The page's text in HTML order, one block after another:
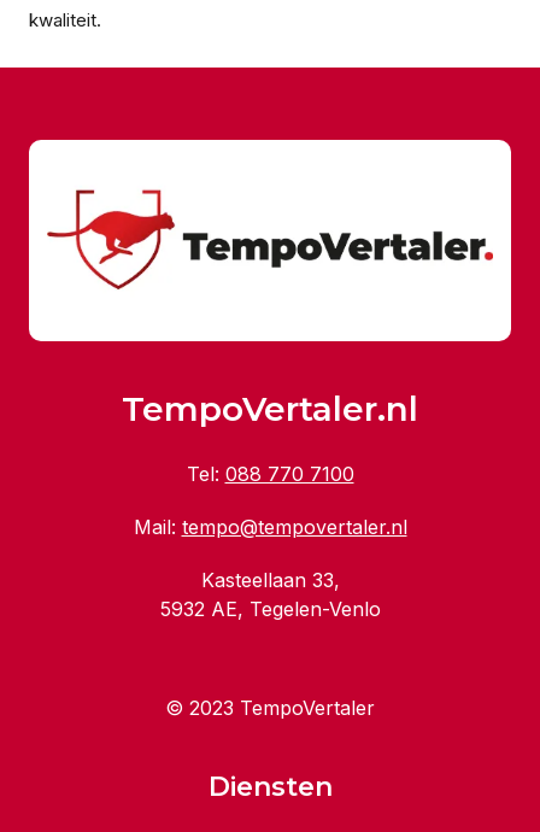
kwaliteit.
TempoVertaler.nl
Tel: 088 770 7100
Mail: tempo@tempovertaler.nl
Kasteellaan 33,
5932 AE, Tegelen-Venlo
© 2023 TempoVertaler
Diensten